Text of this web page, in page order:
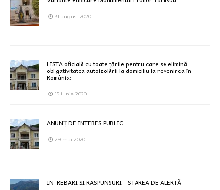
31 august 2020
LISTA oficială cu toate țările pentru care se elimină
obligativitatea autoizolării la domiciliu la revenirea în
România:
15 iunie 2020
ANUNȚ DE INTERES PUBLIC
29 mai 2020
INTREBARI SI RASPUNSURI – STAREA DE ALERTĂ